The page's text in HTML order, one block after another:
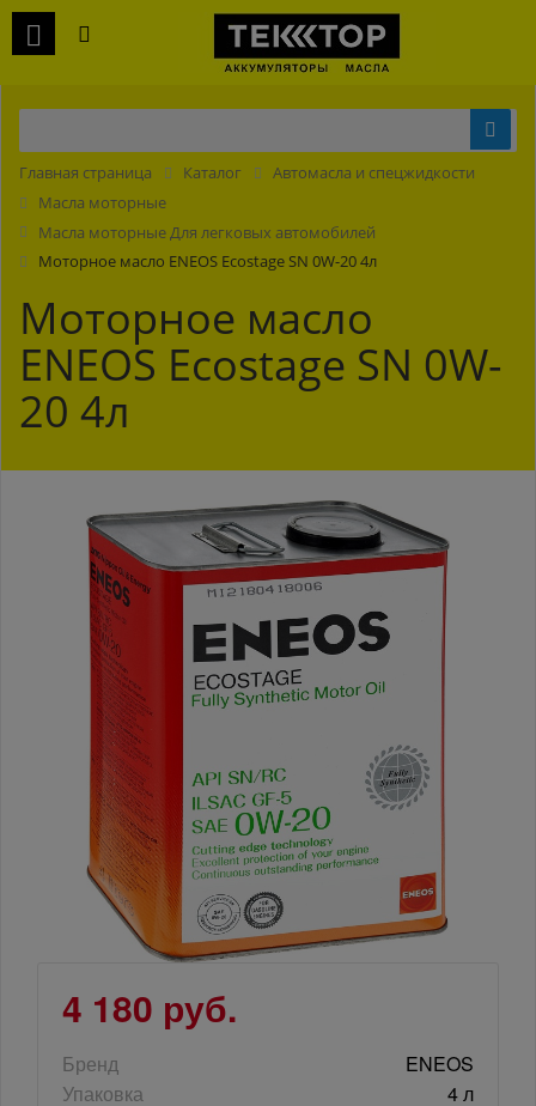
Главная страница Каталог
Автомасла и спецжидкости
Масла моторные
Масла моторные Для легковых автомобилей
Моторное масло ENEOS Ecostage SN 0W-20 4л
Моторное масло
ENEOS Ecostage SN 0W-
20 4л
4 180 руб.
Бренд
ENEOS
Упаковка
4 л